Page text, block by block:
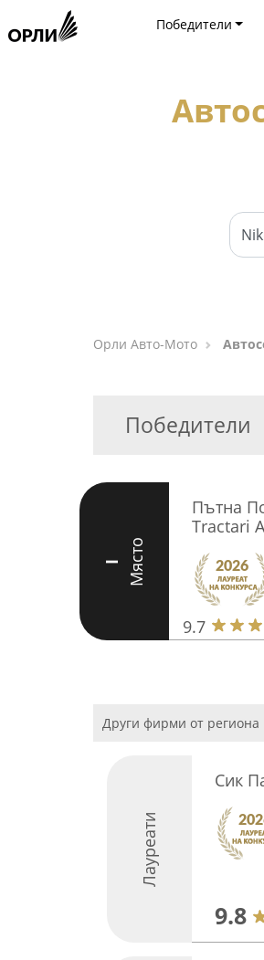
Победители
Орли Aвто-Mото
Победители
I Място
Пътна
Tractari
9.7
Други фирми от региона
Лауреати
Сик
9.8